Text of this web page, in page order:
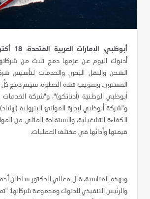
أبوظبي، الإمارات العربية المتحدة، 18 أكتوبر 2016:
أدنوك اليوم عن عزمها دمج ثلاث من
الشحن والنقل البحري والخدمات لتأسيس
المستوى. وبموجب هذه الخطوة، سيتم دمج كلٌ
أبوظبي الوطنية (أدناتكو)"، و"شركة الخدمات
و"شركة أبوظبي لإدارة الموانئ البترولية
الكفاءة التشغيلية، والاستفادة المثلى من
قيمتها وأدائها في مختلف العمليات.
وبهذه المناسبة، قال معالي الدكتور سلطان أحمد
والرئيس التنفيذي لأدنوك ومجموعة شركاتها: